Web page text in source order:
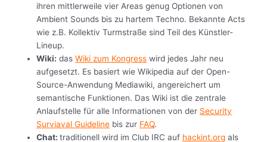
ihren mittlerweile vier Areas genug Optionen von
Ambient Sounds bis zu hartem Techno. Bekannte Acts
wie z.B. Kollektiv Turmstraße sind Teil des Künstler-
Lineup.
Wiki: dasWiki zum Kongress wird jedes Jahr neu
aufgesetzt. Es basiert wie Wikipedia auf der Open-
Source-Anwendung Mediawiki, angereichert um
semantische Funktionen. Das Wiki ist die zentrale
Anlaufstelle für alle Informationen von der Security
Surviaval Guideline bis zur FAQ.
Chat:traditionell wird im Club IRC auf hackint.org als